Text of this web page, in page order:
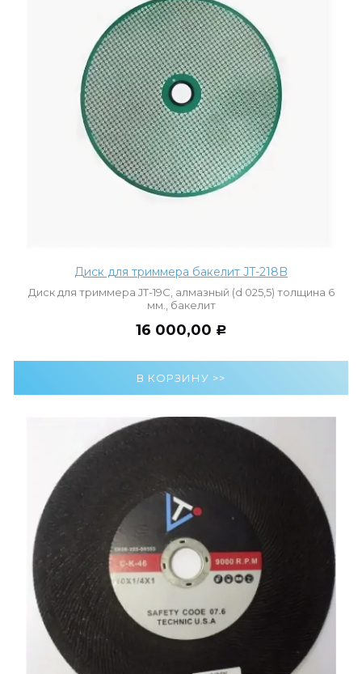
Диск для триммера бакелит JT-218B
Диск для триммера JT-19С, алмазный (d 025,5) толщина 6
мм., бакелит
16 000,00 Р